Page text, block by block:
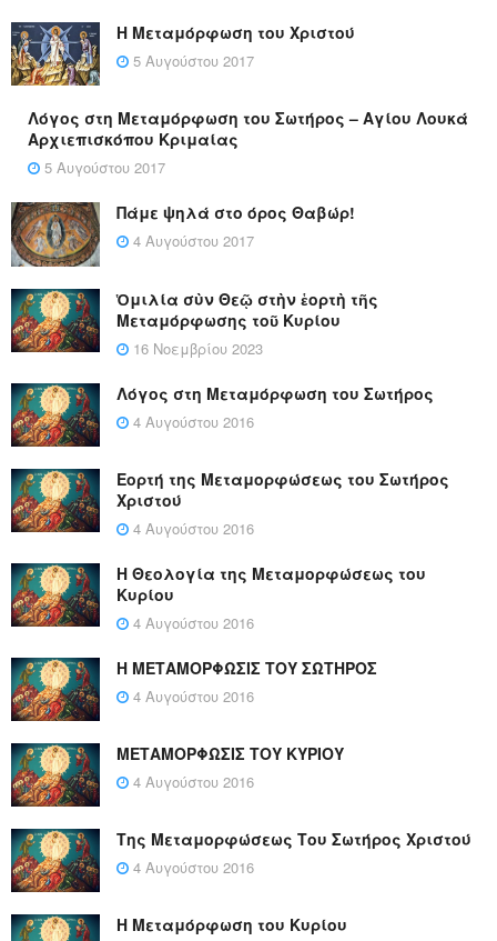
Η Μεταμόρφωση του Χριστού
5 Αυγούστου 2017
Λόγος στη Μεταμόρφωση του Σωτήρος – Αγίου Λουκά
Αρχιεπισκόπου Κριμαίας
5 Αυγούστου 2017
Πάμε ψηλά στο όρος Θαβώρ!
4 Αυγούστου 2017
Ὁμιλία σὺν Θεῷ στὴν ἑορτὴ τῆς
Μεταμόρφωσης τοῦ Κυρίου
16 Νοεμβρίου 2023
Λόγος στη Μεταμόρφωση του Σωτήρος
4 Αυγούστου 2016
Εορτή της Μεταμορφώσεως του Σωτήρος
Χριστού
4 Αυγούστου 2016
Η Θεολογία της Μεταμορφώσεως του
Κυρίου
4 Αυγούστου 2016
Η ΜΕΤΑΜΟΡΦΩΣΙΣ ΤΟΥ ΣΩΤΗΡΟΣ
4 Αυγούστου 2016
ΜΕΤΑΜΟΡΦΩΣΙΣ ΤΟΥ ΚΥΡΙΟΥ
4 Αυγούστου 2016
Της Μεταμορφώσεως Του Σωτήρος Χριστού
4 Αυγούστου 2016
Η Μεταμόρφωση του Κυρίου